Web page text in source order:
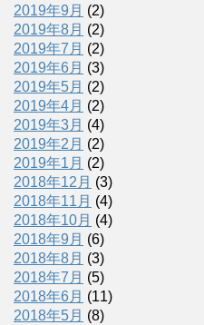
2019年9月 (2)
2019年8月 (2)
2019年7月 (2)
2019年6月 (3)
2019年5月 (2)
2019年4月 (2)
2019年3月 (4)
2019年2月 (2)
2019年1月 (2)
2018年12月 (3)
2018年11月 (4)
2018年10月 (4)
2018年9月 (6)
2018年8月 (3)
2018年7月 (5)
2018年6月 (11)
2018年5月 (8)